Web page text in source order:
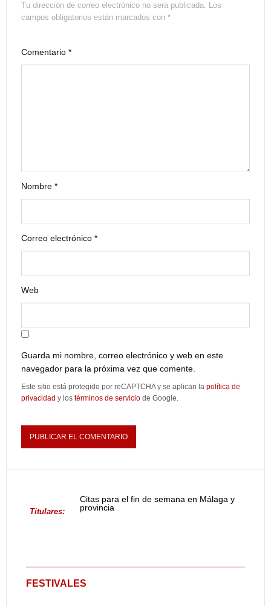
Tu dirección de correo electrónico no será publicada. Los
campos obligatorios están marcados con *
Comentario *
Nombre *
Correo electrónico *
Web
Guarda mi nombre, correo electrónico y web en este
navegador para la próxima vez que comente.
Este sitio está protegido por reCAPTCHA y se aplican la política de
privacidad y los términos de servicio de Google.
Titulares:
Citas para el fin de semana en Málaga y
provincia
FESTIVALES